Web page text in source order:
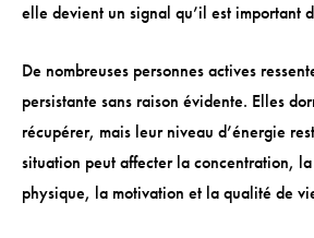
elle devient un signal qu’il est important
De nombreuses personnes actives
persistante sans raison évidente. Elles
récupérer, mais leur niveau d’énergie
situation peut affecter la concentration,
physique, la motivation et la qualité de